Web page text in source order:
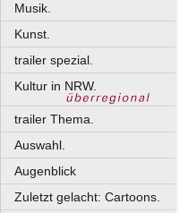
Musik.
Kunst.
trailer spezial.
Kultur in NRW.
trailer Thema.
Auswahl.
Augenblick
Zuletzt gelacht: Cartoons.